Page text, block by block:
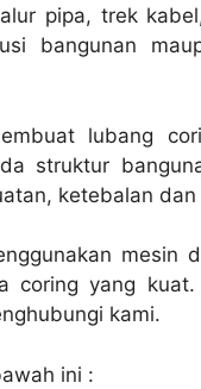
pipa, trek
bangunan
lubang
struktur
ketebalan
mesin
coring yang
kami.
ini :